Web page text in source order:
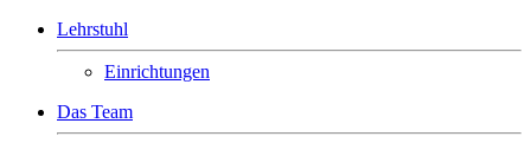
Lehrstuhl
Einrichtungen
Das Team